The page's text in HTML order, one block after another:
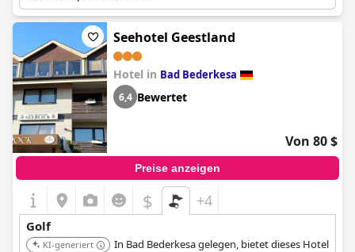
Seehotel Geestland
Hotel in Bad Bederkesa
6,4 Bewertet
Von 80 $
Preise anzeigen
$ +4
Golf
KI-generiert
In Bad Bederkesa gelegen, bietet dieses Hotel